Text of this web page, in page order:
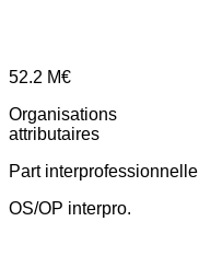
52.2 M€
Organisations
attributaires
Part interprofessionnelle
OS/OP interpro.